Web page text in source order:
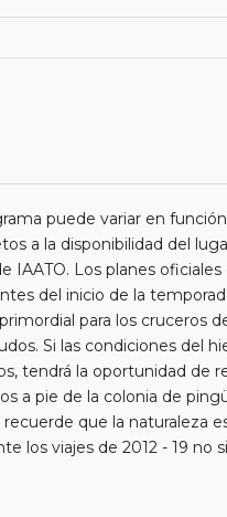
puede variar en
a la disponibilidad del
Los planes oficiales
del inicio de la
para los cruceros
Si las condiciones del
tendrá la oportunidad de
a pie de la colonia de
que la naturaleza
los viajes de 2012 - 19
fueron favorables